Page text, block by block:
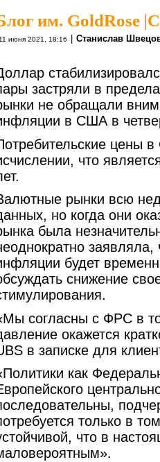
им. GoldRose |
11 июня 2021, 18:16 | Станислав
застряли в
не обращали
в США в
цены
что
рынки всю
но когда они
была
будет
снижение
согласны с ФРС в
окажется
в записке для
как
только в
что в